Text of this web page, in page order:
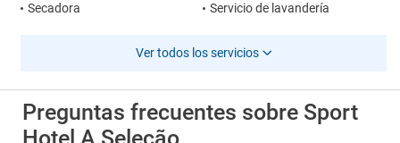
Secadora
Servicio de lavandería
Ver todos los servicios
Preguntas frecuentes sobre Sport